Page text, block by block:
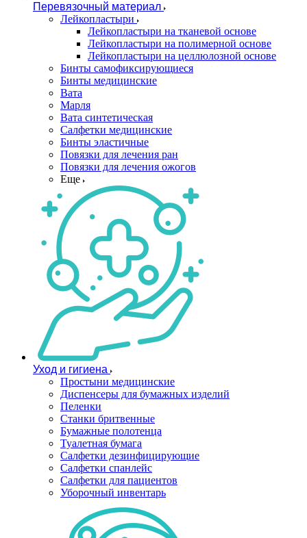
Перевязочный материал
Лейкопластыри
Лейкопластыри на тканевой основе
Лейкопластыри на полимерной основе
Лейкопластыри на целлюлозной основе
Бинты самофиксирующиеся
Бинты медицинские
Вата
Марля
Вата синтетическая
Салфетки медицинские
Бинты эластичные
Повязки для лечения ран
Повязки для лечения ожогов
Еще
Уход и гигиена
Простыни медицинские
Диспенсеры для бумажных изделий
Пеленки
Станки бритвенные
Бумажные полотенца
Туалетная бумага
Салфетки дезинфицирующие
Салфетки спанлейс
Салфетки для пациентов
Уборочный инвентарь